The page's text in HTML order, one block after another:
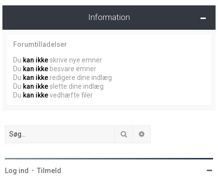
Information
Forumtilladelser
Du kan ikkeskrive nye emner
Du kan ikke besvare emner
Du kan ikke redigere dine indlæg
Du kan ikkeslette dine indlæg
Du kan ikkevedhæfte filer
Søg
Log ind • Tilmeld